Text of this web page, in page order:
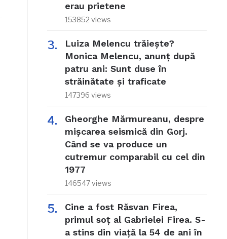
erau prietene
153852 views
Luiza Melencu trăiește?
Monica Melencu, anunț după
patru ani: Sunt duse în
străinătate și traficate
147396 views
Gheorghe Mărmureanu, despre
mișcarea seismică din Gorj.
Când se va produce un
cutremur comparabil cu cel din
1977
146547 views
Cine a fost Răsvan Firea,
primul soț al Gabrielei Firea. S-
a stins din viață la 54 de ani în